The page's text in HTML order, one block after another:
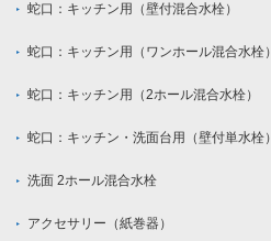
蛇口：キッチン用（壁付混合水栓）
蛇口：キッチン用（ワンホール混合水栓）
蛇口：キッチン用（2ホール混合水栓）
蛇口：キッチン・洗面台用（壁付単水栓）
洗面 2ホール混合水栓
アクセサリー（紙巻器）